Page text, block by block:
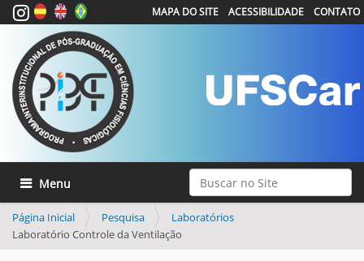
Busca Avançada…
MAPA DO SITE ACESSIBILIDADE CONTATO
Toggle navigation
Página Inicial Pesquisa
Laboratórios
Laboratório Controle da Ventilação